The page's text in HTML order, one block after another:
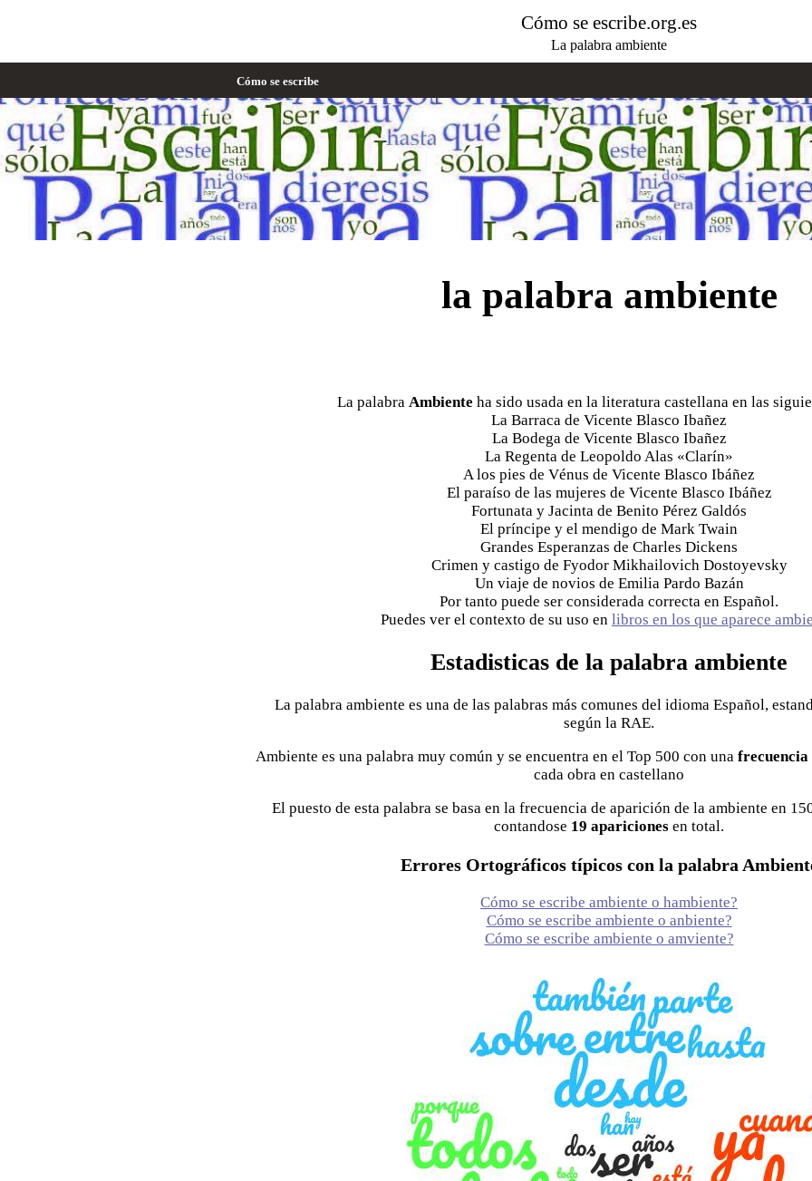
Cómo se escribe.org.es
La palabra ambiente
Cómo se escribe
la palabra ambiente
La palabra Ambiente ha sido usada en la literatura castellana en las
La Barraca de Vicente Blasco Ibañez
La Bodega de Vicente Blasco Ibañez
La Regenta de Leopoldo Alas «Clarín»
A los pies de Vénus de Vicente Blasco Ibáñez
El paraíso de las mujeres de Vicente Blasco Ibáñez
Fortunata y Jacinta de Benito Pérez Galdós
El príncipe y el mendigo de Mark Twain
Grandes Esperanzas de Charles Dickens
Crimen y castigo de Fyodor Mikhailovich Dostoyevsky
Un viaje de novios de Emilia Pardo Bazán
Por tanto puede ser considerada correcta en Español.
Puedes ver el contexto de su uso en libros en los que aparece
Estadisticas de la palabra ambiente
La palabra ambiente es una de las palabras más comunes del idioma Español,
según la RAE.
Ambiente es una palabra muy común y se encuentra en el Top 500 con una frecuencia
cada obra en castellano
El puesto de esta palabra se basa en la frecuencia de aparición de la ambiente en
contandose 19 apariciones en total.
Errores Ortográficos típicos con la palabra
Cómo se escribe ambiente o hambiente?
Cómo se escribe ambiente o anbiente?
Cómo se escribe ambiente o amviente?